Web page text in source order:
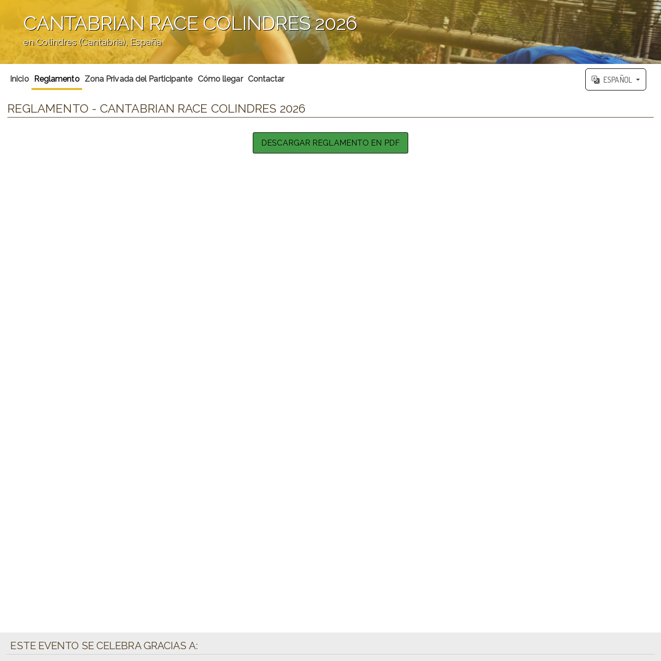
CANTABRIAN RACE COLINDRES 2026
en Colindres (Cantabria), España
Inicio Reglamento Zona Privada del Participante Cómo llegar Contactar ESPAÑOL
REGLAMENTO - CANTABRIAN RACE COLINDRES 2026
DESCARGAR REGLAMENTO EN PDF
ESTE EVENTO SE CELEBRA GRACIAS A: